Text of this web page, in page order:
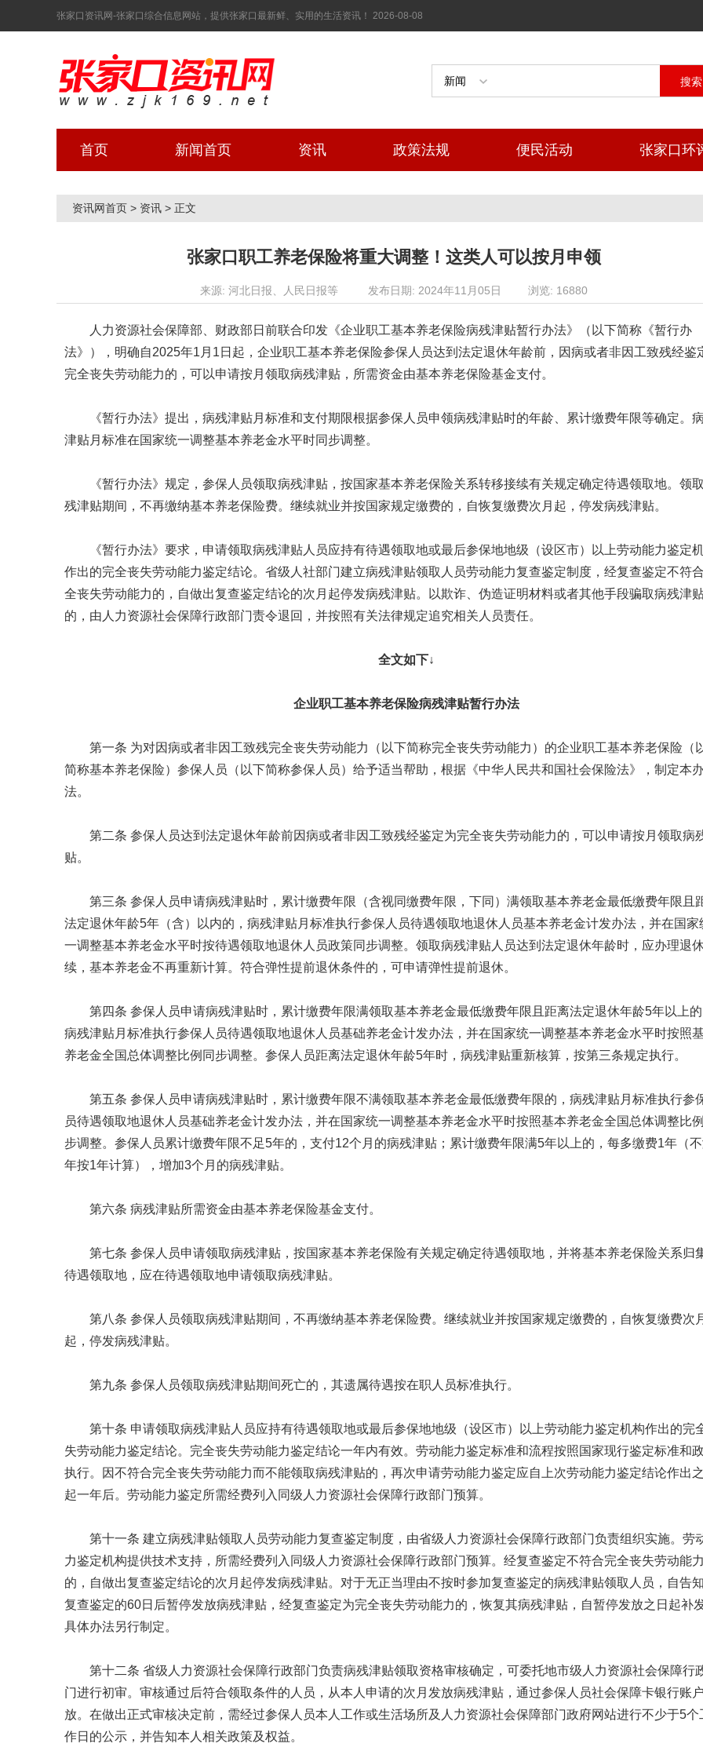
张家口资讯网-张家口综合信息网站，提供张家口最新鲜、实用的生活资讯！ 2026-08-08
搜索
首页 新闻首页 资讯 政策法规 便民活动 张家口环
资讯网首页 > 资讯 > 正文
张家口职工养老保险将重大调整！这类人可以按月申领
来源: 河北日报、人民日报等 发布日期: 2024年11月05日 浏览: 16880
人力资源社会保障部、财政部日前联合印发《企业职工基本养老保险病残津贴暂行办法》（以下简称《暂行办
法》），明确自2025年1月1日起，企业职工基本养老保险参保人员达到法定退休年龄前，因病或者非因工致残经鉴
完全丧失劳动能力的，可以申请按月领取病残津贴，所需资金由基本养老保险基金支付。
《暂行办法》提出，病残津贴月标准和支付期限根据参保人员申领病残津贴时的年龄、累计缴费年限等确定。
津贴月标准在国家统一调整基本养老金水平时同步调整。
《暂行办法》规定，参保人员领取病残津贴，按国家基本养老保险关系转移接续有关规定确定待遇领取地。领
残津贴期间，不再缴纳基本养老保险费。继续就业并按国家规定缴费的，自恢复缴费次月起，停发病残津贴。
《暂行办法》要求，申请领取病残津贴人员应持有待遇领取地或最后参保地地级（设区市）以上劳动能力鉴定
作出的完全丧失劳动能力鉴定结论。省级人社部门建立病残津贴领取人员劳动能力复查鉴定制度，经复查鉴定不符
全丧失劳动能力的，自做出复查鉴定结论的次月起停发病残津贴。以欺诈、伪造证明材料或者其他手段骗取病残津
的，由人力资源社会保障行政部门责令退回，并按照有关法律规定追究相关人员责任。
全文如下↓
企业职工基本养老保险病残津贴暂行办法
第一条 为对因病或者非因工致残完全丧失劳动能力（以下简称完全丧失劳动能力）的企业职工基本养老保险（
简称基本养老保险）参保人员（以下简称参保人员）给予适当帮助，根据《中华人民共和国社会保险法》，制定本
法。
第二条 参保人员达到法定退休年龄前因病或者非因工致残经鉴定为完全丧失劳动能力的，可以申请按月领取病
贴。
第三条 参保人员申请病残津贴时，累计缴费年限（含视同缴费年限，下同）满领取基本养老金最低缴费年限且
法定退休年龄5年（含）以内的，病残津贴月标准执行参保人员待遇领取地退休人员基本养老金计发办法，并在国家
一调整基本养老金水平时按待遇领取地退休人员政策同步调整。领取病残津贴人员达到法定退休年龄时，应办理退
续，基本养老金不再重新计算。符合弹性提前退休条件的，可申请弹性提前退休。
第四条 参保人员申请病残津贴时，累计缴费年限满领取基本养老金最低缴费年限且距离法定退休年龄5年以上的
病残津贴月标准执行参保人员待遇领取地退休人员基础养老金计发办法，并在国家统一调整基本养老金水平时按照
养老金全国总体调整比例同步调整。参保人员距离法定退休年龄5年时，病残津贴重新核算，按第三条规定执行。
第五条 参保人员申请病残津贴时，累计缴费年限不满领取基本养老金最低缴费年限的，病残津贴月标准执行参
员待遇领取地退休人员基础养老金计发办法，并在国家统一调整基本养老金水平时按照基本养老金全国总体调整比
步调整。参保人员累计缴费年限不足5年的，支付12个月的病残津贴；累计缴费年限满5年以上的，每多缴费1年（
年按1年计算），增加3个月的病残津贴。
第六条 病残津贴所需资金由基本养老保险基金支付。
第七条 参保人员申请领取病残津贴，按国家基本养老保险有关规定确定待遇领取地，并将基本养老保险关系归
待遇领取地，应在待遇领取地申请领取病残津贴。
第八条 参保人员领取病残津贴期间，不再缴纳基本养老保险费。继续就业并按国家规定缴费的，自恢复缴费次
起，停发病残津贴。
第九条 参保人员领取病残津贴期间死亡的，其遗属待遇按在职人员标准执行。
第十条 申请领取病残津贴人员应持有待遇领取地或最后参保地地级（设区市）以上劳动能力鉴定机构作出的完
失劳动能力鉴定结论。完全丧失劳动能力鉴定结论一年内有效。劳动能力鉴定标准和流程按照国家现行鉴定标准和
执行。因不符合完全丧失劳动能力而不能领取病残津贴的，再次申请劳动能力鉴定应自上次劳动能力鉴定结论作出
起一年后。劳动能力鉴定所需经费列入同级人力资源社会保障行政部门预算。
第十一条 建立病残津贴领取人员劳动能力复查鉴定制度，由省级人力资源社会保障行政部门负责组织实施。劳
力鉴定机构提供技术支持，所需经费列入同级人力资源社会保障行政部门预算。经复查鉴定不符合完全丧失劳动能力
的，自做出复查鉴定结论的次月起停发病残津贴。对于无正当理由不按时参加复查鉴定的病残津贴领取人员，自告
复查鉴定的60日后暂停发放病残津贴，经复查鉴定为完全丧失劳动能力的，恢复其病残津贴，自暂停发放之日起补发
具体办法另行制定。
第十二条 省级人力资源社会保障行政部门负责病残津贴领取资格审核确定，可委托地市级人力资源社会保障行
门进行初审。审核通过后符合领取条件的人员，从本人申请的次月发放病残津贴，通过参保人员社会保障卡银行账
放。在做出正式审核决定前，需经过参保人员本人工作或生活场所及人力资源社会保障部门政府网站进行不少于5个
作日的公示，并告知本人相关政策及权益。